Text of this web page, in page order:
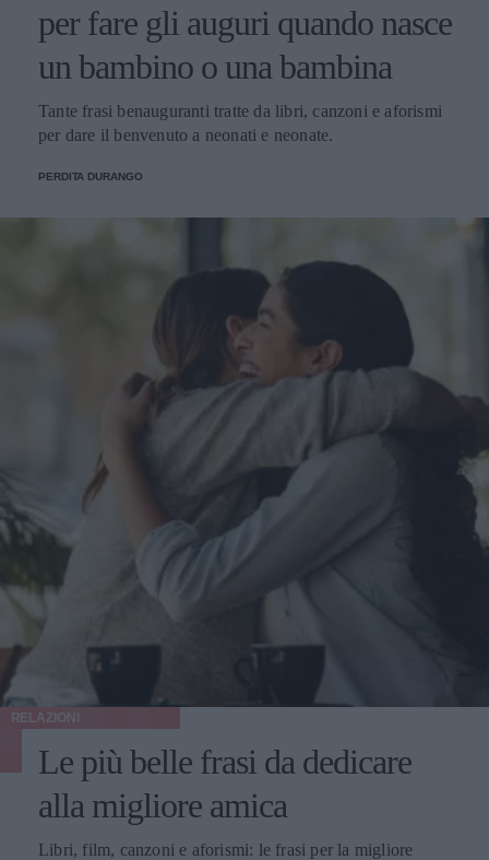
per fare gli auguri quando nasce
un bambino o una bambina
Tante frasi benauguranti tratte da libri, canzoni e aforismi
per dare il benvenuto a neonati e neonate.
PERDITA DURANGO
RELAZIONI
Le più belle frasi da dedicare
alla migliore amica
Libri, film, canzoni e aforismi: le frasi per la migliore